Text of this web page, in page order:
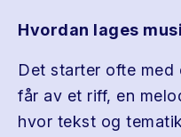
Hvordan lages
Det starter ofte med
får av et riff, en
hvor tekst og